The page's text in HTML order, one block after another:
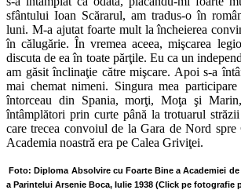
sfântului Ioan Scărarul, am tradus-o în
luni. M-a ajutat foarte mult la încheierea
în călugărie. În vremea aceea, mişcarea
discuta de ea în toate părţile. Eu ca un
am găsit înclinaţie către mişcare. Apoi s-a
mai chemat nimeni. Singura mea
întorceau din Spania, morţi, Moţa şi
întâmplători prin curte până la trotuarul
care trecea convoiul de la Gara de Nord
Academia noastră era pe Calea Griviţei.
Foto:Diploma Absolvire cu Foarte Bine a Academiei
a Parintelui Arsenie Boca, Iulie 1938 (Click pe fotografie